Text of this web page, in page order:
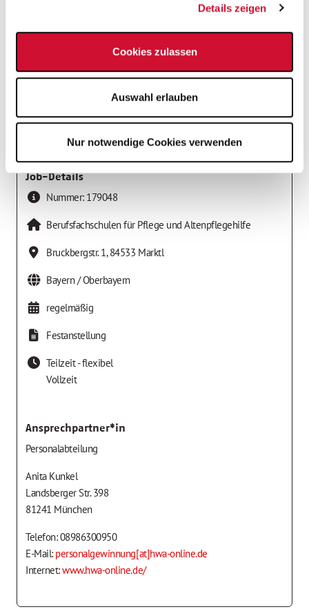
Details zeigen
Cookies zulassen
Auswahl erlauben
Nur notwendige Cookies verwenden
Job-Details
Nummer: 179048
Berufsfachschulen für Pflege und Altenpflegehilfe
Bruckbergstr. 1,84533 Marktl
Bayern / Oberbayern
regelmäßig
Festanstellung
Teilzeit - flexibel
Vollzeit
Ansprechpartner*in
Personalabteilung
Anita Kunkel
Landsberger Str. 398
81241 München
Telefon: 08986300950
E-Mail: personalgewinnung[at]hwa-online.de
Internet:www.hwa-online.de/